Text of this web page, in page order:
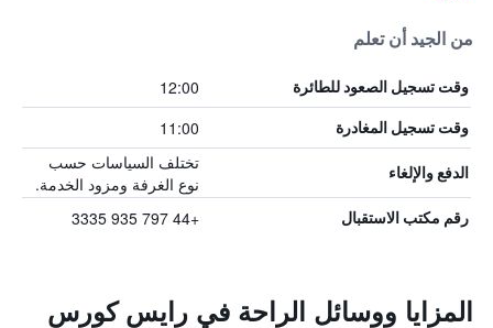
من الجيد أن تعلم
وقت تسجيل الصعود للطائرة 12:00
وقت تسجيل المغادرة 11:00
الدفع والإلغاء
تختلف السياسات حسب
نوع الغرفة ومزود الخدمة.
رقم مكتب الاستقبال +44 797 935 3335
المزايا ووسائل الراحة في رايس كورس